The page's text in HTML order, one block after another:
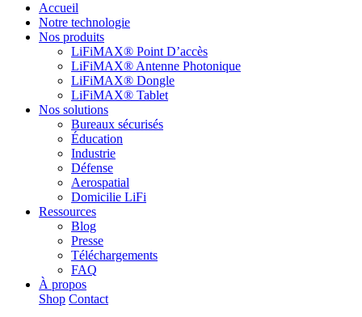
Accueil
Notre technologie
Nos produits
LiFiMAX® Point D’accès
LiFiMAX® Antenne Photonique
LiFiMAX® Dongle
LiFiMAX® Tablet
Nos solutions
Bureaux sécurisés
Éducation
Industrie
Défense
Aerospatial
Domicilie LiFi
Ressources
Blog
Presse
Téléchargements
FAQ
À propos
Shop Contact